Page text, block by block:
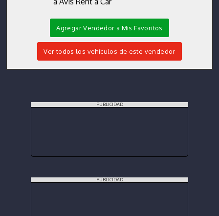
Agregar Vendedor a Mis Favoritos
Ver todos los vehículos de este vendedor
PUBLICIDAD
PUBLICIDAD